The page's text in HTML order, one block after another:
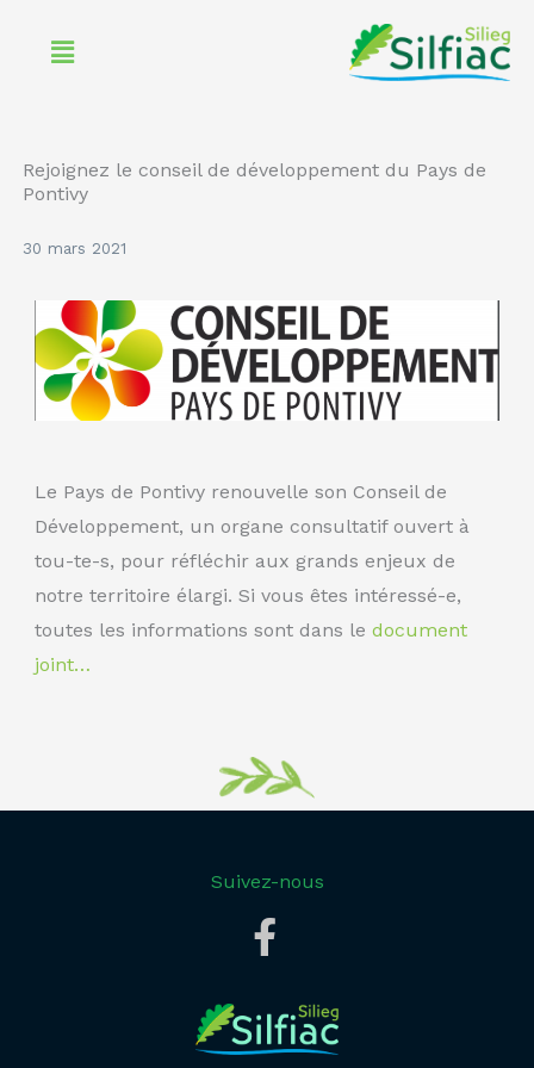
Menu
Rejoignez le conseil de développement du Pays de
Pontivy
30 mars 2021
Le Pays de Pontivy renouvelle son Conseil de
Développement, un organe consultatif ouvert à
tou-te-s, pour réfléchir aux grands enjeux de
notre territoire élargi. Si vous êtes intéressé-e,
toutes les informations sont dans le document
joint…
Suivez-nous